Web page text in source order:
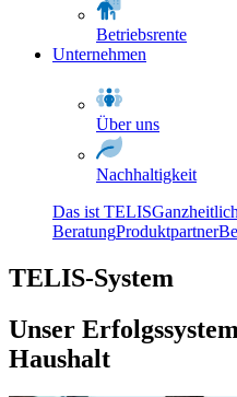
Betriebsrente
Unternehmen
Über uns
Nachhaltigkeit
Das ist TELIS
BeratungProduktpartner
TELIS-System
Unser
Haushalt